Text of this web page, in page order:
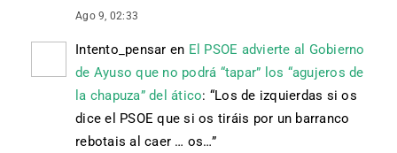
Ago 9, 02:33
Intento_pensar en El PSOE advierte al Gobierno
de Ayuso que no podrá “tapar” los “agujeros de
la chapuza” del ático: “Los de izquierdas si os
dice el PSOE que si os tiráis por un barranco
rebotais al caer … os…”